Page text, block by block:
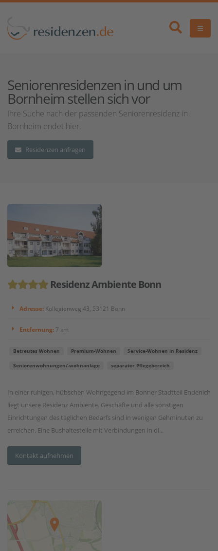
Seniorenresidenzen in und um
Bornheim stellen sich vor
Ihre Suche nach der passenden Seniorenresidenz in
Bornheim endet hier.
Residenzen anfragen
Residenz Ambiente Bonn
Adresse: Kollegienweg 43, 53121 Bonn
Entfernung: 7 km
Betreutes Wohnen Premium-Wohnen Service-Wohnen in Residenz
Seniorenwohnungen/-wohnanlage separater Pflegebereich
In einer ruhigen, hübschen Wohngegend im Bonner Stadtteil Endenich
liegt unsere Residenz Ambiente. Geschäfte und alle sonstigen
Einrichtungen des täglichen Bedarfs sind in wenigen Gehminuten zu
erreichen. Eine Bushaltestelle mit Verbindungen in di...
Kontakt aufnehmen